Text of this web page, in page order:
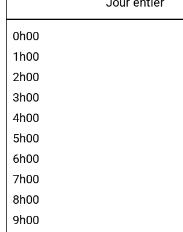
0h00
1h00
2h00
3h00
4h00
5h00
6h00
7h00
8h00
9h00